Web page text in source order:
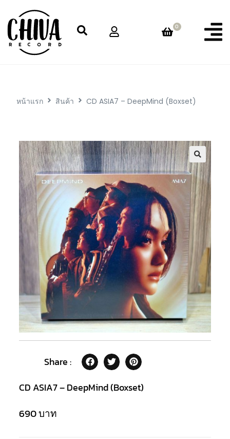
0
หน้าแรก สินค้า CD ASIA7 – DeepMind (Boxset)
Share :
CD ASIA7 – DeepMind (Boxset)
690บาท